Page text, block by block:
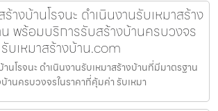
งบ้านโรจนะ ดำเนินงานรับเหมาสร้าง
พร้อมบริการรับสร้างบ้านครบวงจร
บเหมาสร้างบ้าน.com
นโรจนะ ดำเนินงานรับเหมาสร้างบ้านที่มีมาตรฐาน
านครบวงจรในราคาที่คุ้มค่า รับเหมา